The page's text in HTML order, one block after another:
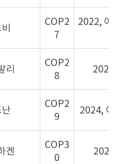
COP2
7
2022, 이
리
COP2
8
2023,
COP2
9
2024, 아
겐
COP3
0
2025,